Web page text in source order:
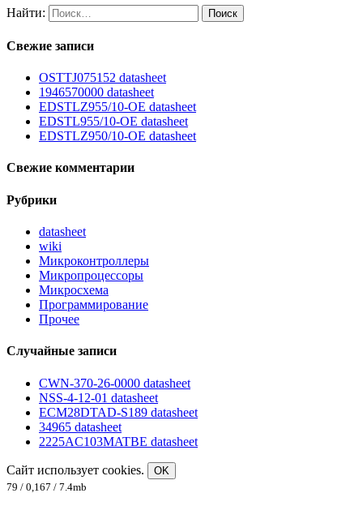
Найти:
Свежие записи
OSTTJ075152 datasheet
1946570000 datasheet
EDSTLZ955/10-OE datasheet
EDSTL955/10-OE datasheet
EDSTLZ950/10-OE datasheet
Свежие комментарии
Рубрики
datasheet
wiki
Микроконтроллеры
Микропроцессоры
Микросхема
Программирование
Прочее
Случайные записи
CWN-370-26-0000 datasheet
NSS-4-12-01 datasheet
ECM28DTAD-S189 datasheet
34965 datasheet
2225AC103MATBE datasheet
Сайт использует cookies.
OK
79 / 0,167 / 7.4mb